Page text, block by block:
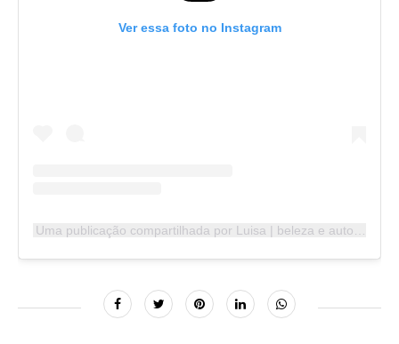
Ver essa foto no Instagram